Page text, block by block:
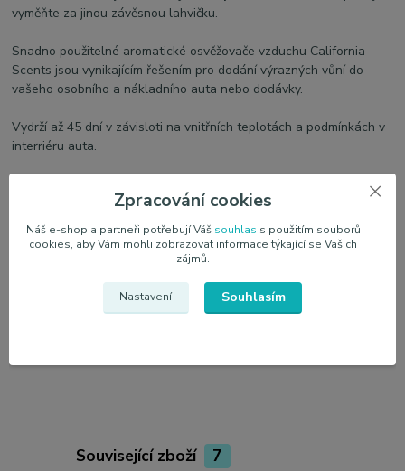
vyměňte za jinou závěsnou lahvičku.
Snadno použitelné aromatické osvěžovače vzduchu California
Scents jsou vynikajícím řešením pro dodání výrazných vůní do
vašeho osobního a nákladního auta nebo dodávky.
Vydrží až 45 dní v závisloti na vnitřních teplotách a podmínkách v
interriéru auta.
Parametry
Levandule
Související zboží 7
Zpracování cookies
Náš e-shop a partneři potřebují Váš souhlas s použitím souborů
cookies, aby Vám mohli zobrazovat informace týkající se Vašich
zájmů.
Nastavení Souhlasím